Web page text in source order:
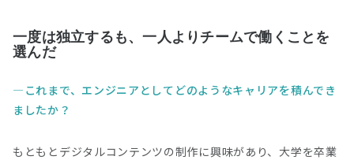
一度は独立するも、一人よりチームで働くことを
選んだ
これまで、エンジニアとしてどのようなキャリアを積んでき
ましたか？
もともとデジタルコンテンツの制作に興味があり、大学を卒業